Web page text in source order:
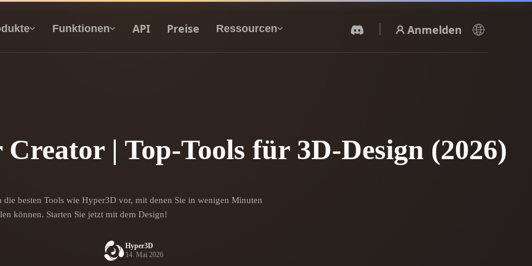
Funktionen API Preise Ressourcen Anmelden
API
SVG-zu-3D-Konverter
| Top-Tools für 3D-Design (2026)
die besten Tools wie Hyper3D vor, mit denen Sie in wenigen Minuten
können. Starten Sie jetzt mit dem Design!
Hyper3D
14. Mai 2026